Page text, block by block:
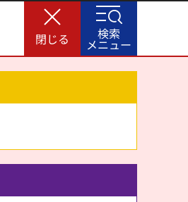
閉じる 検索
メニュー